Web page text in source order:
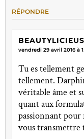
RÉPONDRE
vendredi 29 avril 2016 à
Tu es tellement
tellement.
véritable âme et
quant aux
passionnant
vous transmettre